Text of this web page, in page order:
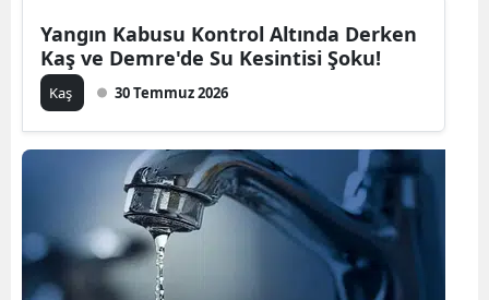
Yangın Kabusu Kontrol Altında Derken
Kaş ve Demre'de Su Kesintisi Şoku!
Kaş 30 Temmuz 2026